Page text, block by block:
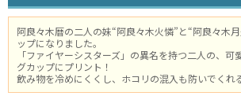
阿良々木暦の二人の妹“阿良々木火憐”と“阿良々木
ップになりました。
「ファイヤーシスターズ」の異名を持つ二人の、可
グカップにプリント！
飲み物を冷めにくくし、ホコリの混入も防いでくれ